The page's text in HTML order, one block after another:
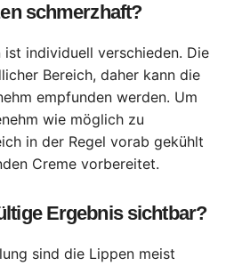
schmerzhaft?
ist individuell verschieden. Die
Bereich, daher kann die
empfunden werden. Um
wie möglich zu
in der Regel vorab gekühlt
Creme vorbereitet.
Ergebnis sichtbar?
sind die Lippen meist